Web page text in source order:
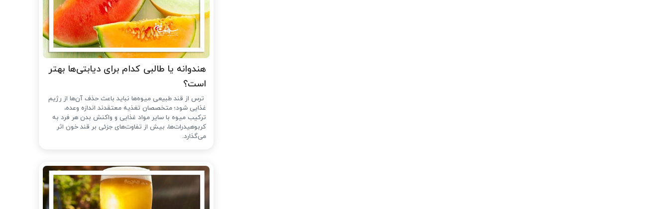
هندوانه یا طالبی کدام برای دیابتی‌ها بهتر
است؟
ترس از قند طبیعی میوه‌ها نباید باعث حذف آن‌ها از رژیم
غذایی شود؛ متخصصان تغذیه معتقدند اندازه وعده،
ترکیب میوه با سایر مواد غذایی و واکنش بدن هر فرد به
کربوهیدرات‌ها، بیش از تفاوت‌های جزئی بر قند خون اثر
می‌گذارد.